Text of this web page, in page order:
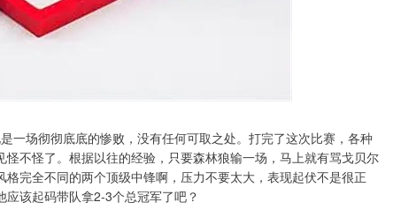
一场彻彻底底的惨败，没有任何可取之处。打完了这次比赛，各种
不怪了。根据以往的经验，只要森林狼输一场，马上就有骂戈贝尔
完全不同的两个顶级中锋啊，压力不要太大，表现起伏不是很正
该起码带队拿2-3个总冠军了吧？